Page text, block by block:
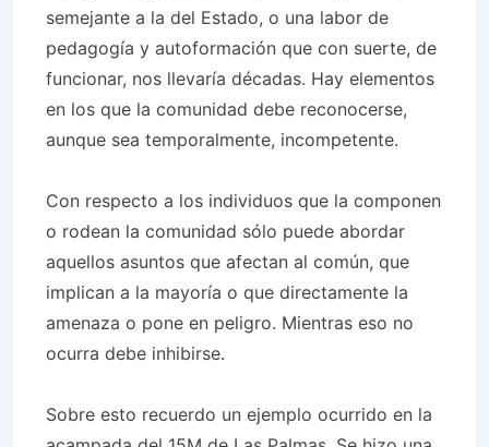
semejante a la del Estado, o una labor de
pedagogía y autoformación que con suerte, de
funcionar, nos llevaría décadas. Hay elementos
en los que la comunidad debe reconocerse,
aunque sea temporalmente, incompetente.
Con respecto a los individuos que la componen
o rodean la comunidad sólo puede abordar
aquellos asuntos que afectan al común, que
implican a la mayoría o que directamente la
amenaza o pone en peligro. Mientras eso no
ocurra debe inhibirse.
Sobre esto recuerdo un ejemplo ocurrido en la